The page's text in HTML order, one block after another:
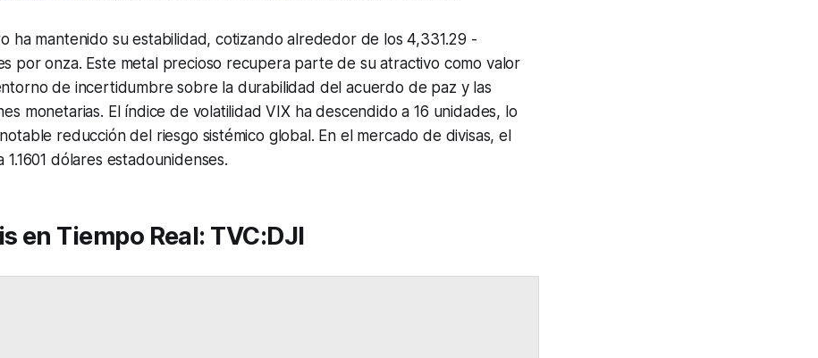
ha mantenido su estabilidad, cotizando alrededor de los 4,331.29 -
por onza. Este metal precioso recupera parte de su atractivo como valor
de incertidumbre sobre la durabilidad del acuerdo de paz y las
monetarias. El índice de volatilidad VIX ha descendido a 16 unidades, lo
reducción del riesgo sistémico global. En el mercado de divisas, el
1.1601 dólares estadounidenses.
en Tiempo Real: TVC:DJI